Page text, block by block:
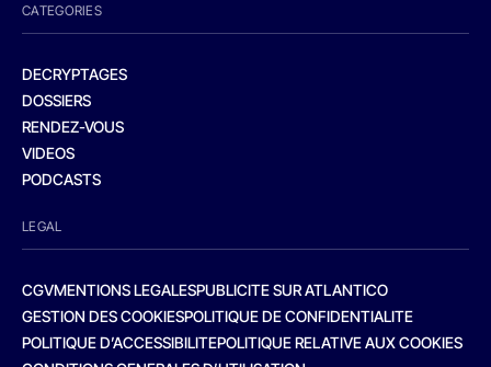
CATEGORIES
DECRYPTAGES
DOSSIERS
RENDEZ-VOUS
VIDEOS
PODCASTS
LEGAL
CGVMENTIONS LEGALESPUBLICITE SUR ATLANTICO
GESTION DES COOKIESPOLITIQUE DE CONFIDENTIALITE
POLITIQUE D’ACCESSIBILITEPOLITIQUE RELATIVE AUX COOKIES